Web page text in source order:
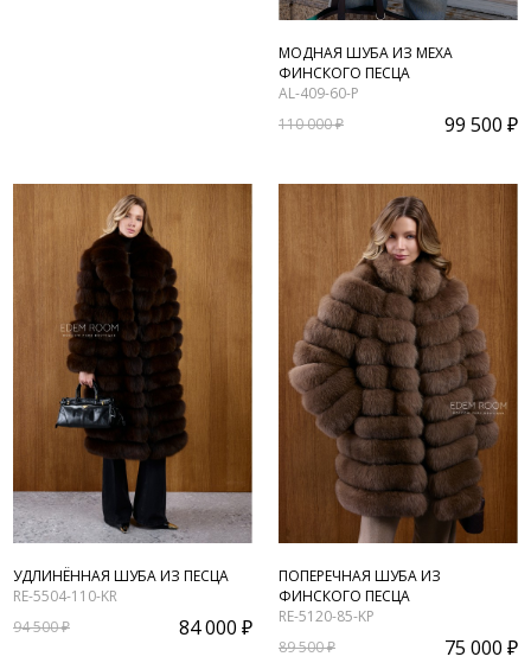
МОДНАЯ ШУБА ИЗ МЕХА
ФИНСКОГО ПЕСЦА
AL-409-60-P
110 000 ₽
99 500 ₽
УДЛИНЁННАЯ ШУБА ИЗ ПЕСЦА
RE-5504-110-KR
94 500 ₽
84 000 ₽
ПОПЕРЕЧНАЯ ШУБА ИЗ
ФИНСКОГО ПЕСЦА
RE-5120-85-KP
89 500 ₽
75 000 ₽